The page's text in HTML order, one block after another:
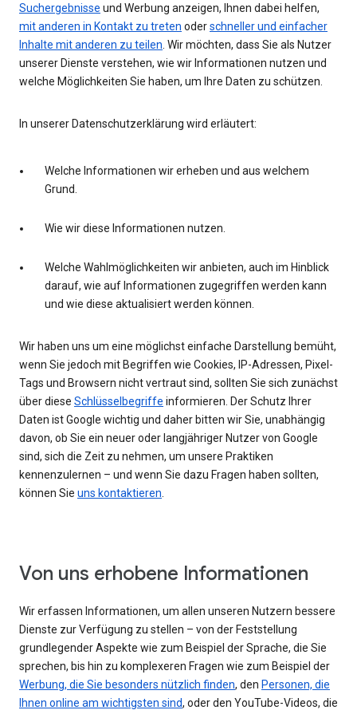
Suchergebnisse und Werbung anzeigen, Ihnen dabei helfen,
mit anderen in Kontakt zu treten oderschneller und einfacher
Inhalte mit anderen zu teilen. Wir möchten, dass Sie als Nutzer
unserer Dienste verstehen, wie wir Informationen nutzen und
welche Möglichkeiten Sie haben, um Ihre Daten zu schützen.
In unserer Datenschutzerklärung wird erläutert:
Welche Informationen wir erheben und aus welchem
Grund.
Wie wir diese Informationen nutzen.
Welche Wahlmöglichkeiten wir anbieten, auch im Hinblick
darauf, wie auf Informationen zugegriffen werden kann
und wie diese aktualisiert werden können.
Wir haben uns um eine möglichst einfache Darstellung bemüht,
wenn Sie jedoch mit Begriffen wie Cookies, IP-Adressen, Pixel-
Tags und Browsern nicht vertraut sind, sollten Sie sich zunächst
über diese Schlüsselbegriffe informieren. Der Schutz Ihrer
Daten ist Google wichtig und daher bitten wir Sie, unabhängig
davon, ob Sie ein neuer oder langjähriger Nutzer von Google
sind, sich die Zeit zu nehmen, um unsere Praktiken
kennenzulernen – und wenn Sie dazu Fragen haben sollten,
können Sie uns kontaktieren.
Von uns erhobene Informationen
Wir erfassen Informationen, um allen unseren Nutzern bessere
Dienste zur Verfügung zu stellen – von der Feststellung
grundlegender Aspekte wie zum Beispiel der Sprache, die Sie
sprechen, bis hin zu komplexeren Fragen wie zum Beispiel der
Werbung, die Sie besonders nützlich finden, den Personen, die
Ihnen online am wichtigsten sind, oder den YouTube-Videos, die